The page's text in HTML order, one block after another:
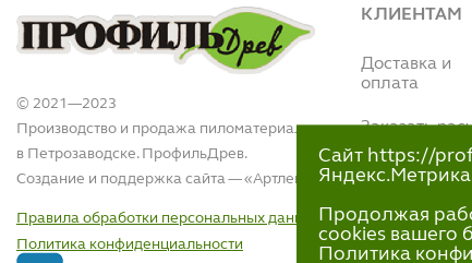
© 2021—2023
Производство и продажа пиломатериалов
в Петрозаводске. ПрофильДрев.
Создание и поддержка сайта — «Артлекс
Правила обработки персональных данных
Политика конфиденциальности
КЛИЕНТАМ
Доставка и
оплата
Заказать
Интернет
(Вытегорское
+7 (911)-418-
пн-пт 9:00 -
Сайт https://
Яндекс.Метрика
Продолжая
cookies вашего
Политика